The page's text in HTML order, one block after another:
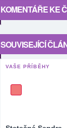
KOMENTÁŘE KE
SOUVISEJÍCÍ
VAŠE PŘÍBĚHY